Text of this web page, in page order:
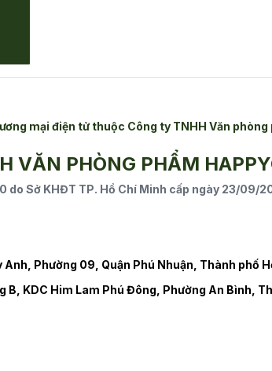
mại điện tử thuộc Công ty TNHH Văn phòng
VĂN PHÒNG PHẨM
do Sở KHĐT TP. Hồ Chí Minh cấp ngày 23/09/
Phường 09, Quận Phú Nhuận, Thành phố
B, KDC Him Lam Phú Đông, Phường An Bình,